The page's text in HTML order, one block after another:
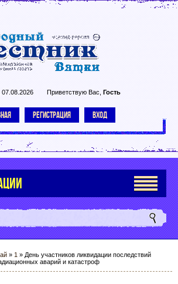
Приветствую Вас Гость
РЕГИСТРАЦИЯ ВХОД
» 1 » День участников ликвидации последствий
аварий и катастроф